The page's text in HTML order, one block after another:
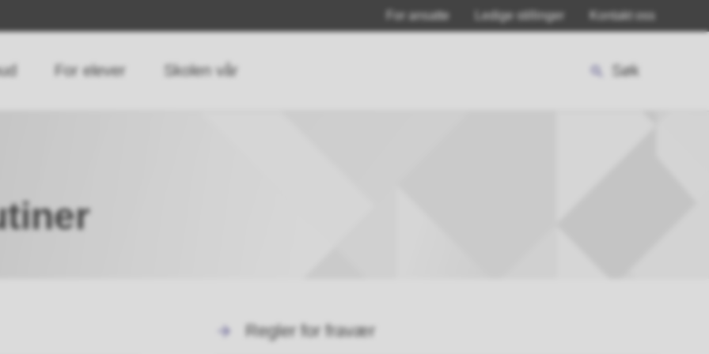
For ansatte Ledige stillinger Kontakt oss
For elever Skolen vår Søk
Regler for fravær